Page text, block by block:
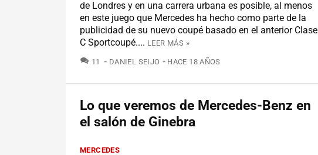
de Londres y en una carrera urbana es posible, al menos
en este juego que Mercedes ha hecho como parte de la
publicidad de su nuevo coupé basado en el anterior Clase
C Sportcoupé.... LEER MÁS »
11 COMENTARIOS
DANIEL SEIJO HACE 18 AÑOS
Lo que veremos de Mercedes-Benz en
el salón de Ginebra
MERCEDES